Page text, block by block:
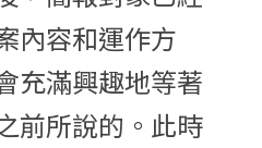
內容和運作方
充滿興趣地等著
前所說的。此時